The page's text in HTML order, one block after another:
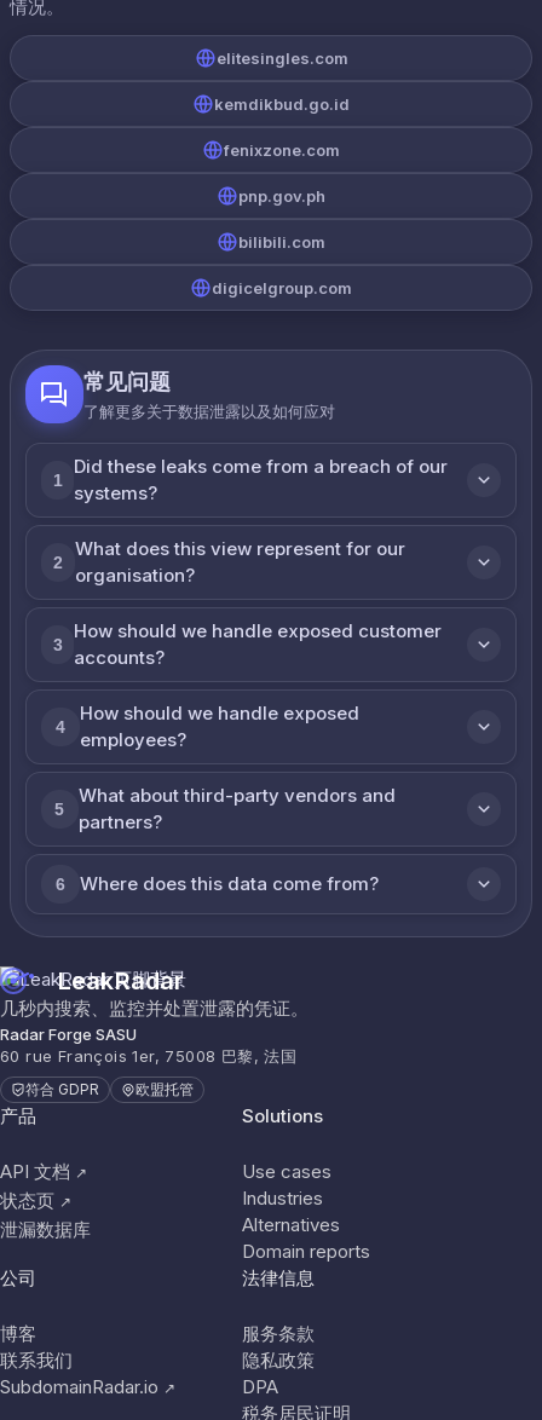
情况。
elitesingles.com
kemdikbud.go.id
fenixzone.com
pnp.gov.ph
bilibili.com
digicelgroup.com
常见问题
了解更多关于数据泄露以及如何应对
1
Did these leaks come from a breach of our
systems?
2
What does this view represent for our
organisation?
3
How should we handle exposed customer
accounts?
4
How should we handle exposed
employees?
5
What about third-party vendors and
partners?
6 Where does this data come from?
LeakRadar
几秒内搜索、监控并处置泄露的凭证。
Radar Forge SASU
60 rue François 1er, 75008 巴黎, 法国
符合 GDPR 欧盟托管
产品
API 文档 ↗
状态页 ↗
泄漏数据库
Solutions
Use cases
Industries
Alternatives
Domain reports
公司
博客
联系我们
SubdomainRadar.io ↗
法律信息
服务条款
隐私政策
DPA
税务居民证明